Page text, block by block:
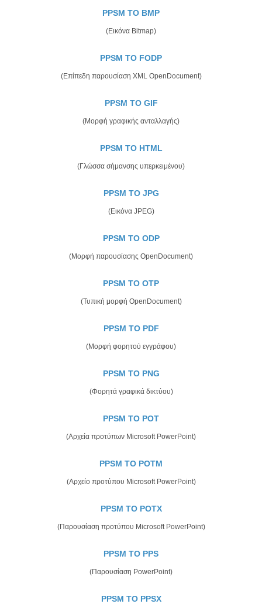
PPSM TO BMP
(Εικόνα Bitmap)
PPSM TO FODP
(Επίπεδη παρουσίαση XML OpenDocument)
PPSM TO GIF
(Μορφή γραφικής ανταλλαγής)
PPSM TO HTML
(Γλώσσα σήμανσης υπερκειμένου)
PPSM TO JPG
(Εικόνα JPEG)
PPSM TO ODP
(Μορφή παρουσίασης OpenDocument)
PPSM TO OTP
(Τυπική μορφή OpenDocument)
PPSM TO PDF
(Μορφή φορητού εγγράφου)
PPSM TO PNG
(Φορητά γραφικά δικτύου)
PPSM TO POT
(Αρχεία προτύπων Microsoft PowerPoint)
PPSM TO POTM
(Αρχείο προτύπου Microsoft PowerPoint)
PPSM TO POTX
(Παρουσίαση προτύπου Microsoft PowerPoint)
PPSM TO PPS
(Παρουσίαση PowerPoint)
PPSM TO PPSX